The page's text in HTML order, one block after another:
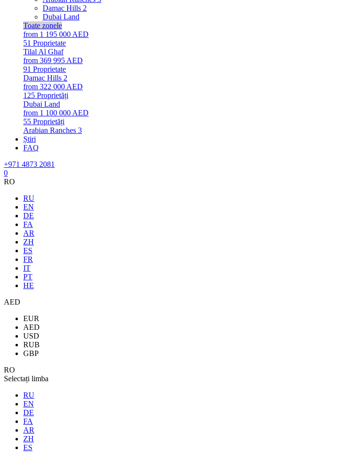
Damac Hills 2
Dubai Land
Toate zonele
from 1 195 000 AED
51 Proprietate
Tilal Al Ghaf
from 369 995 AED
91 Proprietate
Damac Hills 2
from 322 000 AED
125 Proprietăți
Dubai Land
from 1 100 000 AED
55 Proprietăți
Arabian Ranches 3
Știri
FAQ
+971 4873 2081
0
RO
RU
EN
DE
FA
AR
ZH
ES
FR
IT
PT
HE
AED
EUR
AED
USD
RUB
GBP
RO
Selectați limba
RU
EN
DE
FA
AR
ZH
ES